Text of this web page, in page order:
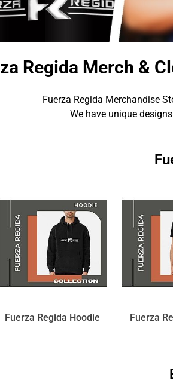
Regida Merch &
Fuerza Regida Merchandise
We have unique
Fuerza Regida Hoodie Fuerza